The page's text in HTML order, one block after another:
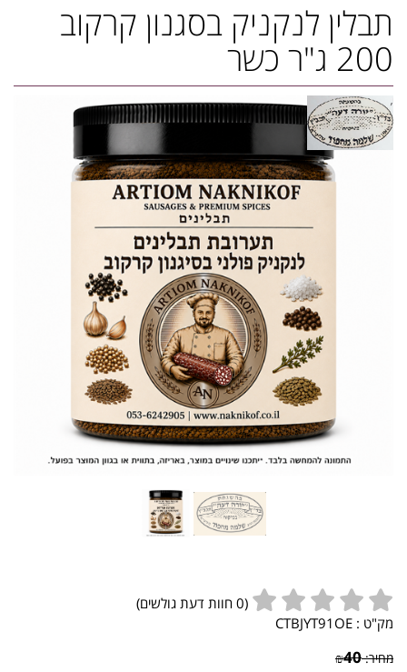
תבלין לנקניק בסגנון קרקוב
200 ג"ר כשר
(
0 חוות דעת גולשים)
מק"ט : CTBJYT91OE
מחיר: ₪40